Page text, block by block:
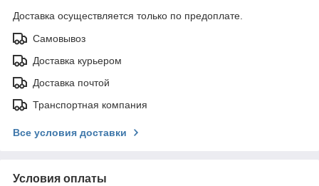
Доставка осуществляется только по предоплате.
Самовывоз
Доставка курьером
Доставка почтой
Транспортная компания
Все условия доставки
Условия оплаты